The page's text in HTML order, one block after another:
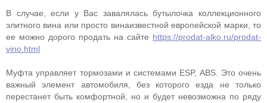
В случае, если у Вас завалялась бутылочка коллекционного
элитного вина или просто винаизвестной европейской марки, то
ее можно дорого продать на сайте https://prodat-alko.ru/prodat-
vino.html
Муфта управляет тормозами и системами ESP, ABS. Это очень
важный элемент автомобиля, без которого езда не только
перестанет быть комфортной, но и будет невозможна по ряду